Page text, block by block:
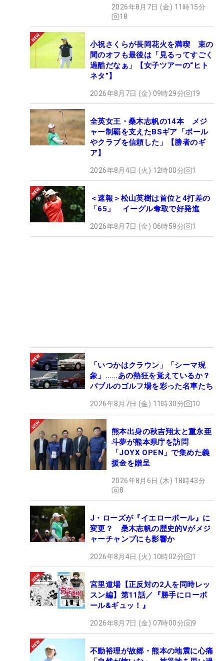
2026年8月7日 (金) 11時15分
18
小祝さくらが長岡花火を満喫 束の
間のオフも最後は「見るってすごく
過酷だなぁ」【女子ツアーの“ヒト
ネタ”】
2026年8月7日 (金) 09時29分 19
全英女王・桑木志帆の14本 メジ
ャー制覇を支えたBSギア「ボール
やクラブを信頼した」【勝者のギ
ア】
2026年8月4日 (火) 12時00分 1
＜速報＞松山英樹は首位と4打差の
「65」 イーグル奪取で好発進
2026年8月7日 (金) 06時59分 1
「いつかはクラウン」「シーマ現
象」……あの熱狂を覚えているか？
バブルのゴルフ場を彩った名車たち
2026年8月7日 (金) 11時30分 10
熊本出身の秋吉翔太と重永亜
斗夢が熊本県庁を訪問
「JOYX OPEN」で集めた義
援金を贈呈
2026年8月6日 (木) 18時43分
8
J・ローズが『イエローボール』に
変更？ 桑木志帆の歴史的Vがメジ
ャーチャンプにも影響か
2026年8月4日 (火) 10時02分 1
宮里道場【正反対の2人を同時レッ
スン編】第11話／『勝手にローボ
ール&ギュッ！』
2026年8月7日 (金) 07時00分 9
不動裕理が故郷・熊本の地震に心痛